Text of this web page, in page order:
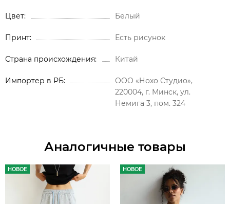
Цвет Белый
Принт Есть рисунок
Страна происхождения Китай
Импортер в РБ
ООО «Нохо Студио»,
220004, г. Минск, ул.
Немига 3, пом. 324
Аналогичные товары
НОВОЕ НОВОЕ